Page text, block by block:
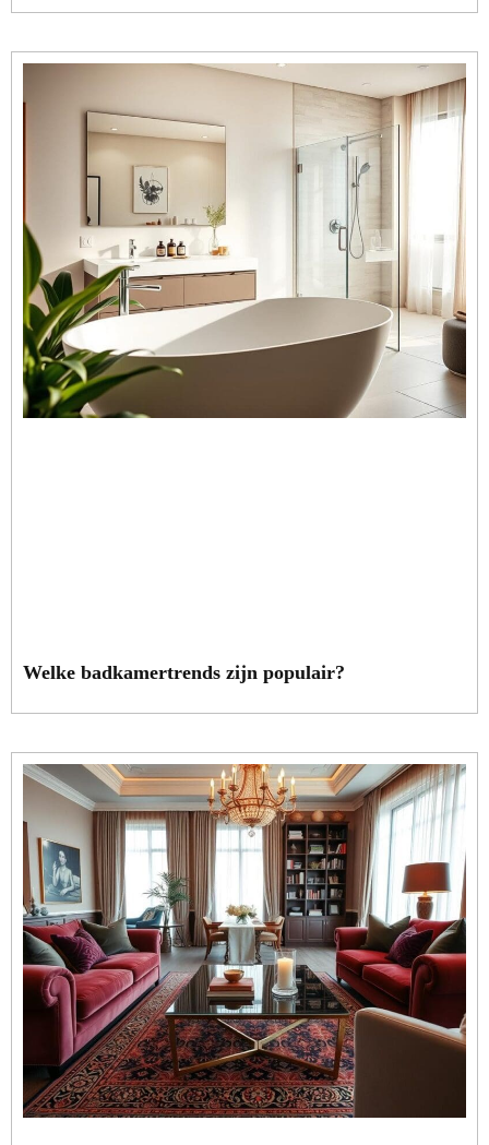
Welke badkamertrends zijn populair?